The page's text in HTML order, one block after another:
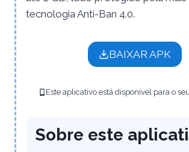
tecnologia Anti-Ban 4.0.
BAIXAR APK
Este aplicativo está disponível para o
Sobre este